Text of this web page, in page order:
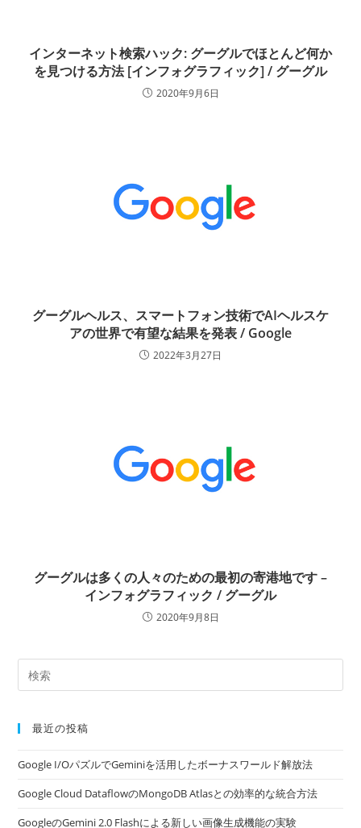
インターネット検索ハック: グーグルでほとんど何か
を見つける方法 [インフォグラフィック] / グーグル
2020年9月6日
グーグルヘルス、スマートフォン技術でAIヘルスケ
アの世界で有望な結果を発表 / Google
2022年3月27日
グーグルは多くの人々のための最初の寄港地です –
インフォグラフィック / グーグル
2020年9月8日
最近の投稿
Google I/OパズルでGeminiを活用したボーナスワールド解放法
Google Cloud DataflowのMongoDB Atlasとの効率的な統合方法
GoogleのGemini 2.0 Flashによる新しい画像生成機能の実験